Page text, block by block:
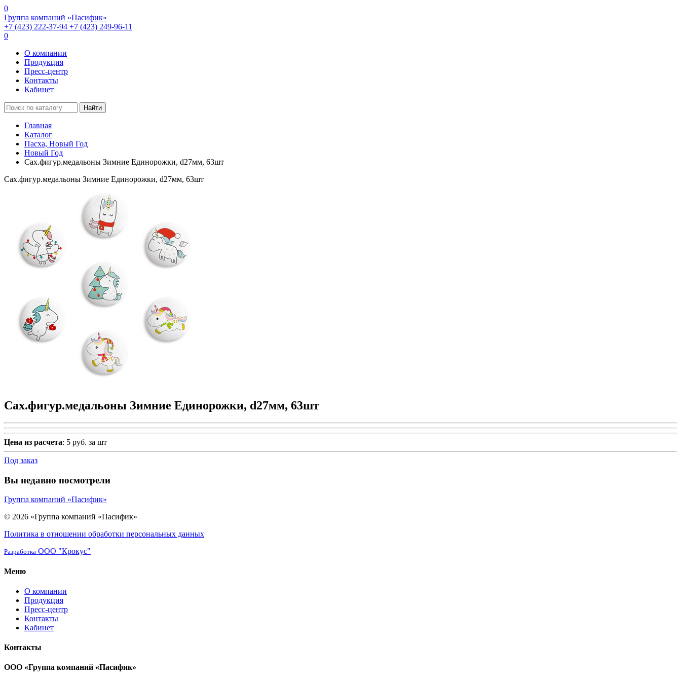
0
Группа компаний «Пасифик»
+7 (423) 222-37-94 +7 (423) 249-96-11
0
О компании
Продукция
Пресс-центр
Контакты
Кабинет
Найти
Главная
Каталог
Пасха, Новый Год
Новый Год
Сах.фигур.медальоны Зимние Единорожки, d27мм, 63шт
Сах.фигур.медальоны Зимние Единорожки, d27мм, 63шт
Сах.фигур.медальоны Зимние Единорожки, d27мм, 63шт
Цена из расчета: 5 руб. за шт
Под заказ
Вы недавно посмотрели
Группа компаний «Пасифик»
© 2026 «Группа компаний «Пасифик»
Политика в отношении обработки персональных данных
Разработка ООО "Крокус"
Меню
О компании
Продукция
Пресс-центр
Контакты
Кабинет
Контакты
ООО «Группа компаний «Пасифик»